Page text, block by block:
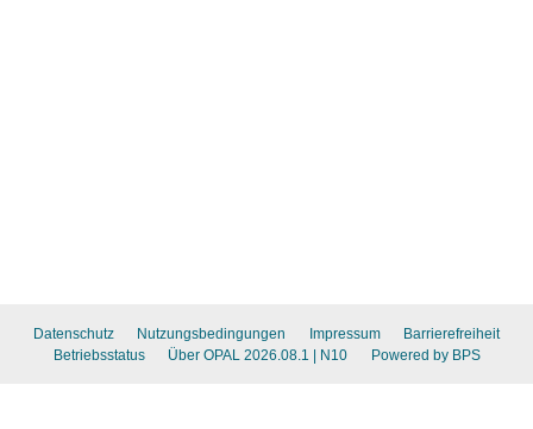
Datenschutz Nutzungsbedingungen Impressum
Barrierefreiheit
Betriebsstatus
Über OPAL 2026.08.1 | N10 Powered by BPS